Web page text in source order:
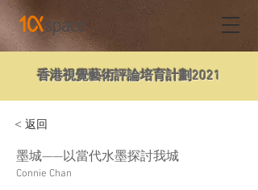
香港視覺藝術評論培育計劃2021
< 返回
墨城——以當代水墨探討我城
Connie Chan